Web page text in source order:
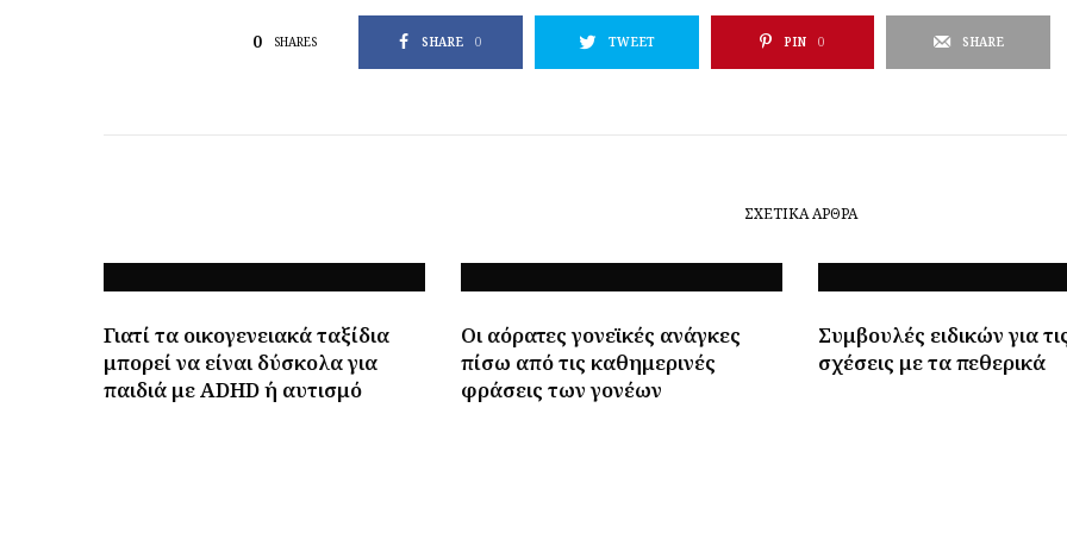
0 SHARES SHARE 0 TWEET PIN 0 SHARE
ΣΧΕΤΙΚΆ ΆΡΘΡΑ
Γιατί τα οικογενειακά ταξίδια
μπορεί να είναι δύσκολα για
παιδιά με ADHD ή αυτισμό
Οι αόρατες γονεϊκές ανάγκες
πίσω από τις καθημερινές
φράσεις των γονέων
Συμβουλές ειδικών για
σχέσεις με τα πεθερικά